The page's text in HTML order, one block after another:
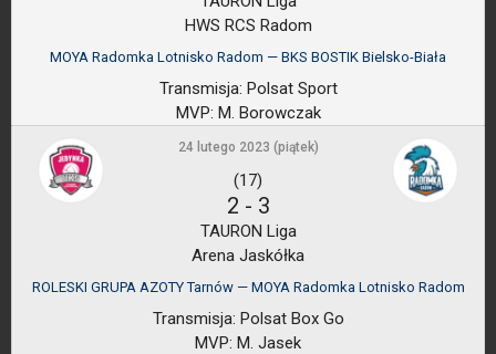
HWS RCS Radom
MOYA Radomka Lotnisko Radom — BKS BOSTIK Bielsko-Biała
Transmisja: Polsat Sport
MVP: M. Borowczak
24 lutego 2023 (piątek)
(17)
2 - 3
TAURON Liga
Arena Jaskółka
ROLESKI GRUPA AZOTY Tarnów — MOYA Radomka Lotnisko Radom
Transmisja: Polsat Box Go
MVP: M. Jasek